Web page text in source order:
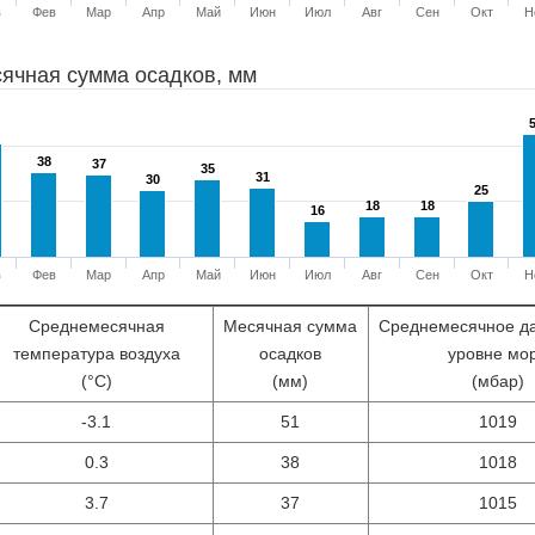
Фев Мар Апр Май Июн Июл Авг Сен Окт
сумма осадков, мм
38
38 37
37
30
30
35
35
31
31
16
16 18
18 18
18
25
25
Фев Мар Апр Май Июн Июл Авг Сен Окт
Среднемесячная
температура воздуха
(°С)
Месячная сумма
осадков
(мм)
Среднемесячное
уровне
(мбар)
-3.1 51 1019
0.3 38 1018
3.7 37 1015